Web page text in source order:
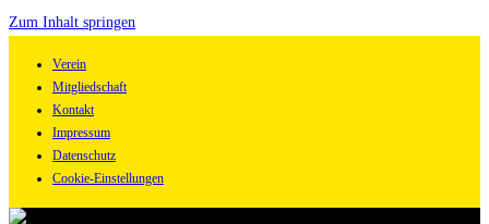
Zum Inhalt springen
Verein
Mitgliedschaft
Kontakt
Impressum
Datenschutz
Cookie-Einstellungen